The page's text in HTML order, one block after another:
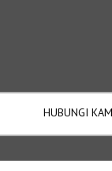
HUBUNGI